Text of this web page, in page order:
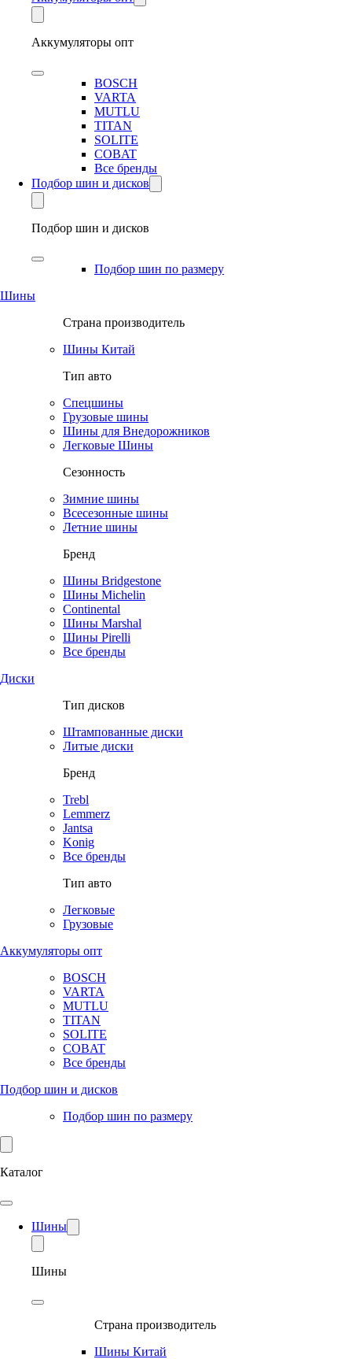
Аккумуляторы опт
BOSCH
VARTA
MUTLU
TITAN
SOLITE
COBAT
Все бренды
Подбор шин и дисков
Подбор шин и дисков
Подбор шин по размеру
Шины
Страна производитель
Шины Китай
Тип авто
Спецшины
Грузовые шины
Шины для Внедорожников
Легковые Шины
Сезонность
Зимние шины
Всесезонные шины
Летние шины
Бренд
Шины Bridgestone
Шины Michelin
Continental
Шины Marshal
Шины Pirelli
Все бренды
Диски
Тип дисков
Штампованные диски
Литые диски
Бренд
Trebl
Lemmerz
Jantsa
Konig
Все бренды
Тип авто
Легковые
Грузовые
Аккумуляторы опт
BOSCH
VARTA
MUTLU
TITAN
SOLITE
COBAT
Все бренды
Подбор шин и дисков
Подбор шин по размеру
Каталог
Шины
Шины
Страна производитель
Шины Китай